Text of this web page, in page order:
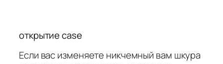
открытие case
Если вас изменяете никчемный вам шкура